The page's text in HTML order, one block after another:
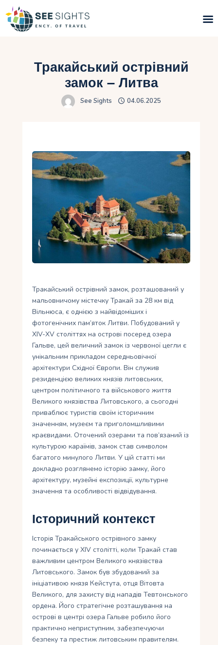
Гарячі тури
Типи Турів
Інфо
Блог
Тракайський острівний
замок – Литва
See Sights 04.06.2025
Тракайський острівний замок, розташований у
мальовничому містечку Тракай за 28 км від
Вільнюса, є однією з найвідоміших і
фотогенічних пам’яток Литви. Побудований у
XIV-XV століттях на острові посеред озера
Гальве, цей величний замок із червоної цегли є
унікальним прикладом середньовічної
архітектури Східної Європи. Він служив
резиденцією великих князів литовських,
центром політичного та військового життя
Великого князівства Литовського, а сьогодні
приваблює туристів своїм історичним
значенням, музеєм та приголомшливими
краєвидами. Оточений озерами та пов’язаний із
культурою караїмів, замок став символом
багатого минулого Литви. У цій статті ми
докладно розглянемо історію замку, його
архітектуру, музейні експозиції, культурне
значення та особливості відвідування.
Історичний контекст
Історія Тракайського острівного замку
починається у XIV столітті, коли Тракай став
важливим центром Великого князівства
Литовського. Замок був збудований за
ініціативою князя Кейстута, отця Вітовта
Великого, для захисту від нападів Тевтонського
ордена. Його стратегічне розташування на
острові в центрі озера Гальве робило його
практично неприступним, забезпечуючи
безпеку та престиж литовським правителям.